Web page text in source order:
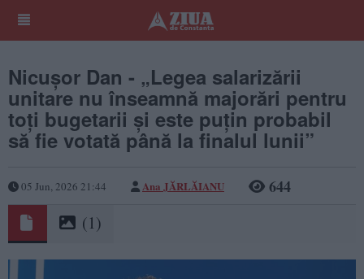
Nicușor Dan - „Legea salarizării
unitare nu înseamnă majorări pentru
toți bugetarii și este puțin probabil
să fie votată până la finalul lunii”
05 Jun, 2026 21:44 Ana JĂRLĂIANU 644
(1)